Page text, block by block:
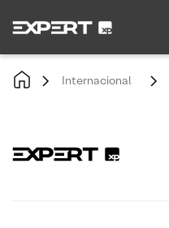
Internacional